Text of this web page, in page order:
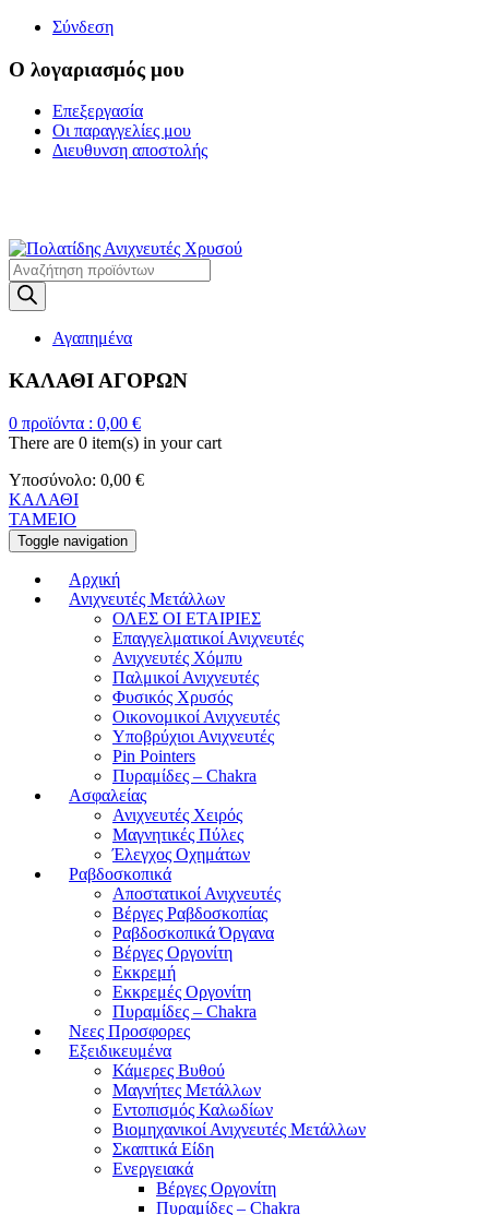
Σύνδεση
Ο λογαριασμός μου
Επεξεργασία
Οι παραγγελίες μου
Διευθυνση αποστολής
Products
search
Αγαπημένα
ΚΑΛΑΘΙ ΑΓΟΡΩΝ
0 προϊόντα : 0,00 €
There are 0 item(s) in your cart
Υποσύνολο: 0,00 €
ΚΑΛΑΘΙ
ΤΑΜΕΙΟ
Toggle navigation
Αρχική
Ανιχνευτές Μετάλλων
ΟΛΕΣ ΟΙ ΕΤΑΙΡΙΕΣ
Επαγγελματικοί Ανιχνευτές
Ανιχνευτές Χόμπυ
Παλμικοί Ανιχνευτές
Φυσικός Χρυσός
Οικονομικοί Ανιχνευτές
Υποβρύχιοι Ανιχνευτές
Pin Pointers
Πυραμίδες – Chakra
Ασφαλείας
Ανιχνευτές Χειρός
Μαγνητικές Πύλες
Έλεγχος Οχημάτων
Ραβδοσκοπικά
Αποστατικοί Ανιχνευτές
Βέργες Ραβδοσκοπίας
Ραβδοσκοπικά Όργανα
Βέργες Οργονίτη
Εκκρεμή
Εκκρεμές Οργονίτη
Πυραμίδες – Chakra
Νεες Προσφορες
Εξειδικευμένα
Κάμερες Βυθού
Μαγνήτες Μετάλλων
Εντοπισμός Καλωδίων
Βιομηχανικοί Ανιχνευτές Μετάλλων
Σκαπτικά Είδη
Ενεργειακά
Βέργες Οργονίτη
Πυραμίδες – Chakra